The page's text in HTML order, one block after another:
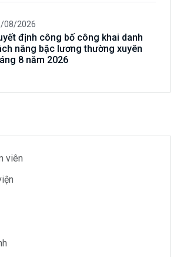
08/2026
định công bố công khai danh
nâng bậc lương thường xuyên
8 năm 2026
viên